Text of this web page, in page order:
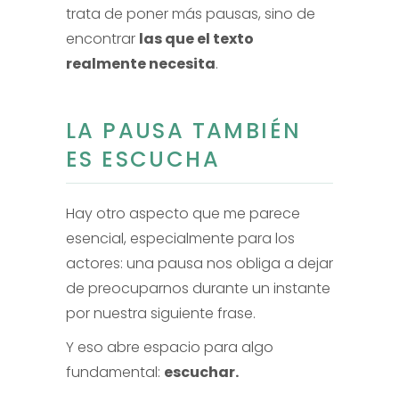
trata de poner más pausas, sino de
encontrar las que el texto
realmente necesita.
LA PAUSA TAMBIÉN
ES ESCUCHA
Hay otro aspecto que me parece
esencial, especialmente para los
actores: una pausa nos obliga a dejar
de preocuparnos durante un instante
por nuestra siguiente frase.
Y eso abre espacio para algo
fundamental: escuchar.